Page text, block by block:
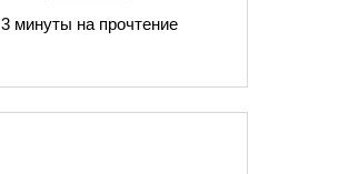
3 минуты на прочтение